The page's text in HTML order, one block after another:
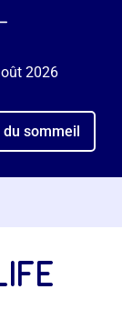
2026
du sommeil
semaine.